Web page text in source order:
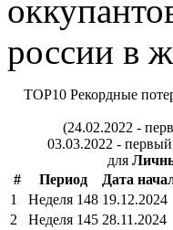
россии в
TOP10 Рекордные
(24.02.2022 -
03.03.2022 -
для
#
Период Дата
1
Неделя 148 19.12.2024
2
Неделя 145 28.11.2024